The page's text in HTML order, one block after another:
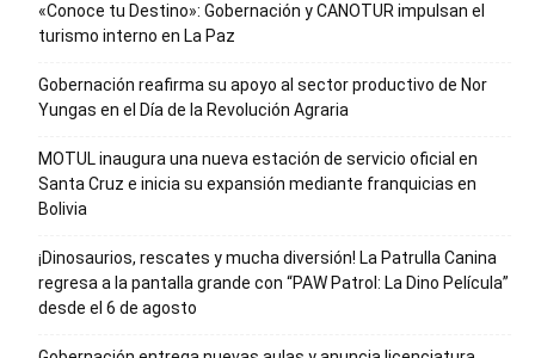
«Conoce tu Destino»: Gobernación y CANOTUR impulsan el
turismo interno en La Paz
Gobernación reafirma su apoyo al sector productivo de Nor
Yungas en el Día de la Revolución Agraria
MOTUL inaugura una nueva estación de servicio oficial en
Santa Cruz e inicia su expansión mediante franquicias en
Bolivia
¡Dinosaurios, rescates y mucha diversión! La Patrulla Canina
regresa a la pantalla grande con “PAW Patrol: La Dino Película”
desde el 6 de agosto